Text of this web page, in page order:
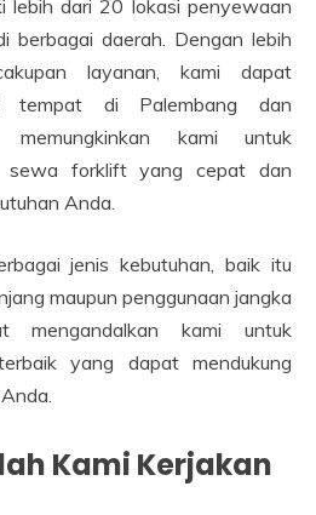
lebih dari 20 lokasi penyewaan
berbagai daerah. Dengan lebih
layanan, kami dapat
tempat di Palembang dan
kami untuk
sewa forklift yang cepat dan
Anda.
jenis kebutuhan, baik itu
maupun penggunaan jangka
mengandalkan kami untuk
yang dapat mendukung
Kami Kerjakan